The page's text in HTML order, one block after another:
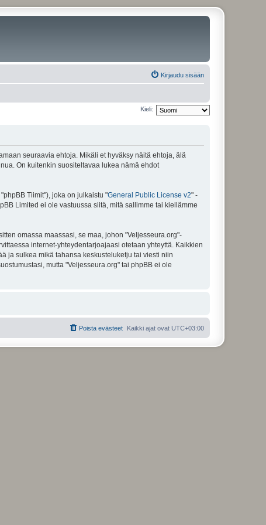
Kirjaudu sisään
Kieli:
seuraavia ehtoja. Mikäli et hyväksy näitä ehtoja, älä
On kuitenkin suositeltavaa lukea nämä ehdot
Tiimit"), joka on julkaistu "General Public License v2" -
Limited ei ole vastuussa siitä, mitä sallimme tai kiellämme
omassa maassasi, se maa, johon "Veljesseura.org"-
internet-yhteydentarjoajaasi otetaan yhteyttä. Kaikkien
ja sulkea mikä tahansa keskusteluketju tai viesti niin
mutta "Veljesseura.org" tai phpBB ei ole
Kaikki ajat ovat UTC+03:00
Poista evästeet